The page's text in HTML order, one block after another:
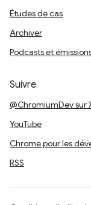
Études de cas
Archiver
Podcasts et
Suivre
@ChromiumDev sur
YouTube
Chrome pour les
RSS